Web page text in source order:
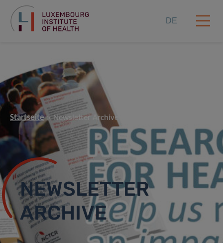
DE
Startseite Newsletter Archive (DE)
NEWSLETTER
ARCHIVE